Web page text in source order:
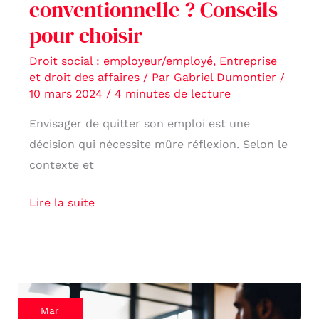
conventionnelle ? Conseils
pour choisir
Droit social : employeur/employé, Entreprise
et droit des affaires/ Par Gabriel Dumontier /
10 mars 2024 / 4 minutes de lecture
Envisager de quitter son emploi est une
décision qui nécessite mûre réflexion. Selon le
contexte et
Lire la suite
Mar
Procédure